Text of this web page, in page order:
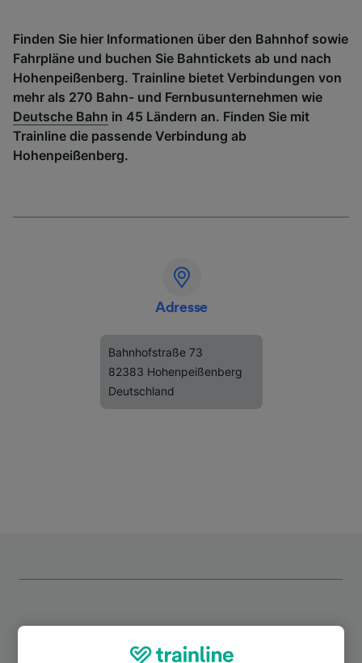
Finden Sie hier Informationen über den Bahnhof sowie
Fahrpläne und buchen Sie Bahntickets ab und nach
Hohenpeißenberg. Trainline bietet Verbindungen von
mehr als 270 Bahn- und Fernbusunternehmen wie
Deutsche Bahn in 45 Ländern an. Finden Sie mit
Trainline die passende Verbindung ab
Hohenpeißenberg.
Adresse
Bahnhofstraße 73
82383 Hohenpeißenberg
Deutschland
Top Strecken ab Hohenpeißenberg